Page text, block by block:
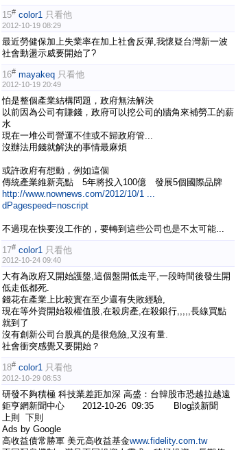
15# color1 只看他
2012-10-19 08:29
最近勞健保加上失業率在加上社會反彈,我懷疑台灣新一波
社會動盪示威要開始了?
16# mayakeq 只看他
2012-10-19 20:49
怕是整個產業結構問題，政府無法解決
以前因為公司有賺錢，政府可以挖公司的牆角來補勞工的薪
水
現在一堆公司營運不佳或不歸政府管...
沒辦法用錢就解決的事情最麻煩
或許政府有想動，例如這個
傳統產業維新亮點 5年將投入100億 發展5個國際品牌
http://www.nownews.com/2012/10/1 ...
dPagespeed=noscript
不過現在快要沒工作的，要轉到這些公司也是不太可能...
17# color1 只看他
2012-10-24 09:40
大有為政府又開始護盤,這個盤開低走平,一段時間後發生開
低走低都死.
錢花在產業上比較實在至少還有失敗經驗,
現在等外資開始殺權值股,在殺房產,在殺銀行,,,,,長線買點
就到了
沒有創新公司台股真的是很危險,又沒有量.
社會衝突感覺又要開始？
18# color1 只看他
2012-10-29 08:53
研發不夠積極 科技業差距加深 高盛：台韓股市恐越拉越遠
鉅亨網新聞中心 2012-10-26 09:35 Blog談新聞
上則 下則
Ads by Google
高收益債常勝軍 美元高收益基金www.fidelity.com.tw